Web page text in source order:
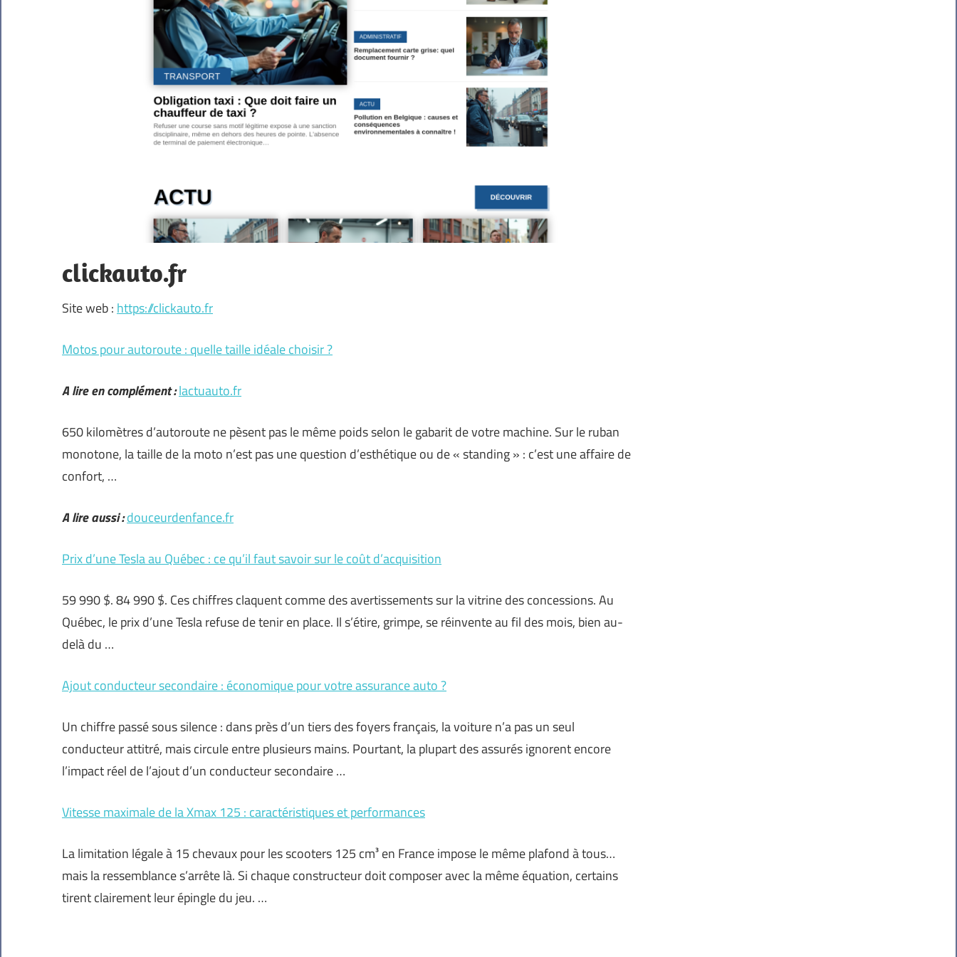
clickauto.fr
Site web : https://clickauto.fr
Motos pour autoroute : quelle taille idéale choisir ?
A lire en complément :lactuauto.fr
650 kilomètres d’autoroute ne pèsent pas le même poids selon le gabarit de votre machine. Sur le ruban
monotone, la taille de la moto n’est pas une question d’esthétique ou de « standing » : c’est une affaire de
confort, …
A lire aussi :douceurdenfance.fr
Prix d’une Tesla au Québec : ce qu’il faut savoir sur le coût d’acquisition
59 990 $. 84 990 $. Ces chiffres claquent comme des avertissements sur la vitrine des concessions. Au
Québec, le prix d’une Tesla refuse de tenir en place. Il s’étire, grimpe, se réinvente au fil des mois, bien au-
delà du …
Ajout conducteur secondaire : économique pour votre assurance auto ?
Un chiffre passé sous silence : dans près d’un tiers des foyers français, la voiture n’a pas un seul
conducteur attitré, mais circule entre plusieurs mains. Pourtant, la plupart des assurés ignorent encore
l’impact réel de l’ajout d’un conducteur secondaire …
Vitesse maximale de la Xmax 125 : caractéristiques et performances
La limitation légale à 15 chevaux pour les scooters 125 cm³ en France impose le même plafond à tous…
mais la ressemblance s’arrête là. Si chaque constructeur doit composer avec la même équation, certains
tirent clairement leur épingle du jeu. …